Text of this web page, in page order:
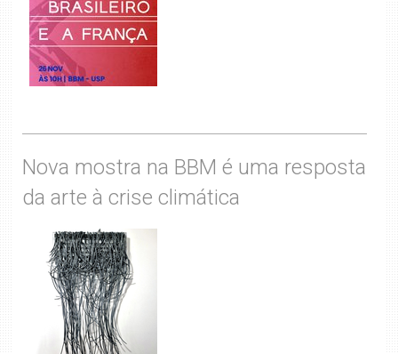
Nova mostra na BBM é uma resposta
da arte à crise climática